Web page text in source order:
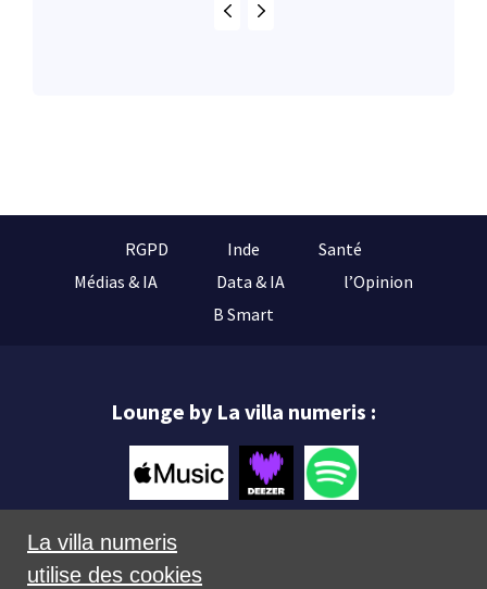
RGPD Inde
Santé
Médias & IA
Data & IA
l’Opinion
B Smart
Lounge by La villa numeris :
La villa numeris
utilise des cookies